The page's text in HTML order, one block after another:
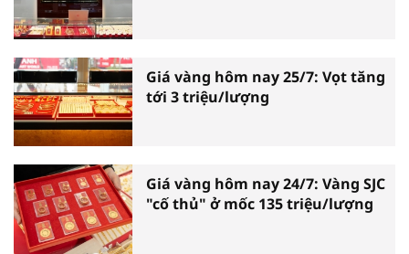
Giá vàng hôm nay 25/7: Vọt tăng
tới 3 triệu/lượng
Giá vàng hôm nay 24/7: Vàng SJC
"cố thủ" ở mốc 135 triệu/lượng